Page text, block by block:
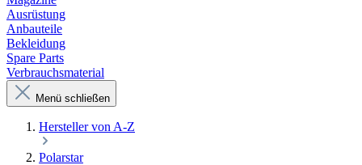
Ausrüstung
Anbauteile
Bekleidung
Spare Parts
Verbrauchsmaterial
Menü schließen
Hersteller von A-Z
Polarstar